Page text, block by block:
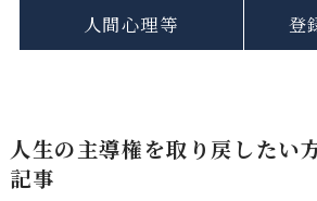
人間心理等 登
人生の主導権を取り戻したい
記事